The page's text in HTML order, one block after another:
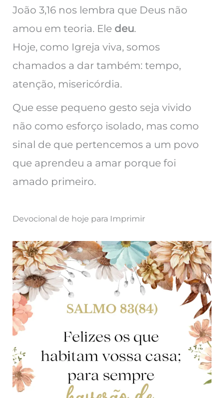
João 3,16 nos lembra que Deus não
amou em teoria. Ele deu.
Hoje, como Igreja viva, somos
chamados a dar também: tempo,
atenção, misericórdia.
Que esse pequeno gesto seja vivido
não como esforço isolado, mas como
sinal de que pertencemos a um povo
que aprendeu a amar porque foi
amado primeiro.
Devocional de hoje para Imprimir